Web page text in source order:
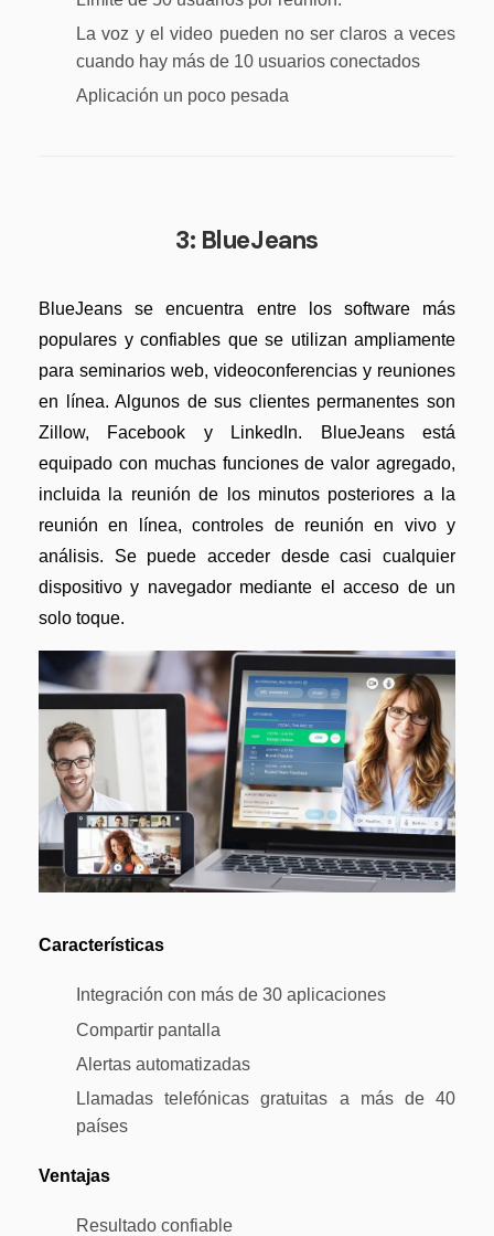
La voz y el video pueden no ser claros a veces
cuando hay más de 10 usuarios conectados
Aplicación un poco pesada
3: BlueJeans
BlueJeans se encuentra entre los software más
populares y confiables que se utilizan ampliamente
para seminarios web, videoconferencias y reuniones
en línea. Algunos de sus clientes permanentes son
Zillow, Facebook y LinkedIn. BlueJeans está
equipado con muchas funciones de valor agregado,
incluida la reunión de los minutos posteriores a la
reunión en línea, controles de reunión en vivo y
análisis. Se puede acceder desde casi cualquier
dispositivo y navegador mediante el acceso de un
solo toque.
Características
Integración con más de 30 aplicaciones
Compartir pantalla
Alertas automatizadas
Llamadas telefónicas gratuitas a más de 40
países
Ventajas
Resultado confiable